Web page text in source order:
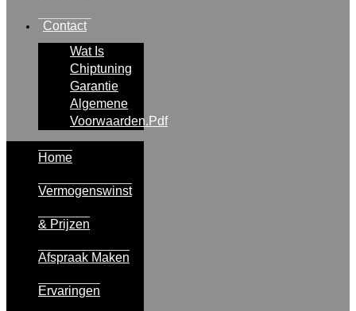
Contact
Wat Is
Chiptuning
Garantie
Algemene
Voorwaarden.pdf
Home
Vermogenswinst
& Prijzen
Afspraak Maken
Ervaringen